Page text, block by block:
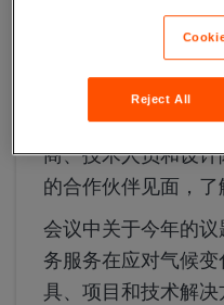
来促进公用事业公
施建设和管理机构
该活动的主要焦点
相关的问题，将技
商、技术人员和设
的合作伙伴见面，了
会议中关于今年的议
务服务在应对气候
具、项目和技术解决
Reject All